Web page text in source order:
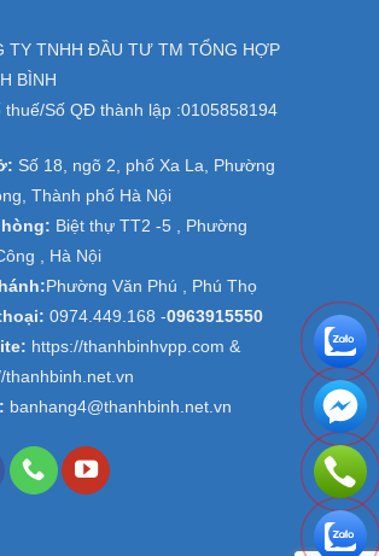
TY TNHH ĐẦU TƯ TM TỔNG HỢP
BÌNH
thuế/Số QĐ thành lập :0105858194
Số 18, ngõ 2, phố Xa La, Phường
Thành phố Hà Nội
Biệt thự TT2 -5 , Phường
, Hà Nội
Phường Văn Phú , Phú Thọ
0974.449.168 -0963915550
https://thanhbinhvpp.com &
thanhbinh.net.vn
banhang4@thanhbinh.net.vn